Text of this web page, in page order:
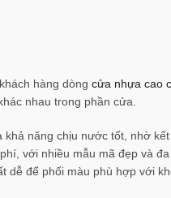
hàng dòng cửa nhựa cao
nhau trong phần cửa.
năng chịu nước tốt, nhờ
với nhiều mẫu mã đẹp và
để phối màu phù hợp với